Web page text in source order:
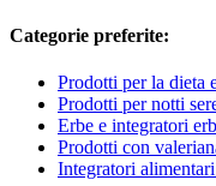
Categorie preferite:
Prodotti per la dieta
Prodotti per notti
Erbe e integratori
Prodotti con
Integratori